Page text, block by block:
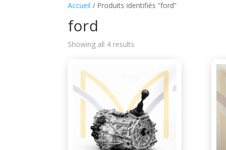
Accueil / Produits identifiés “ford”
ford
Showing all 4 results